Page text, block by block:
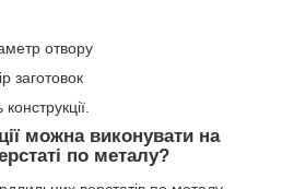
отвору
заготовок
конструкції.
можна виконувати на
по металу?